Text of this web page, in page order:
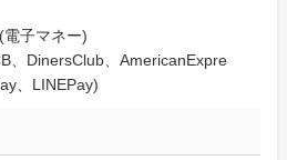
電子マネー)
、DinersClub、AmericanExpre
、LINEPay)